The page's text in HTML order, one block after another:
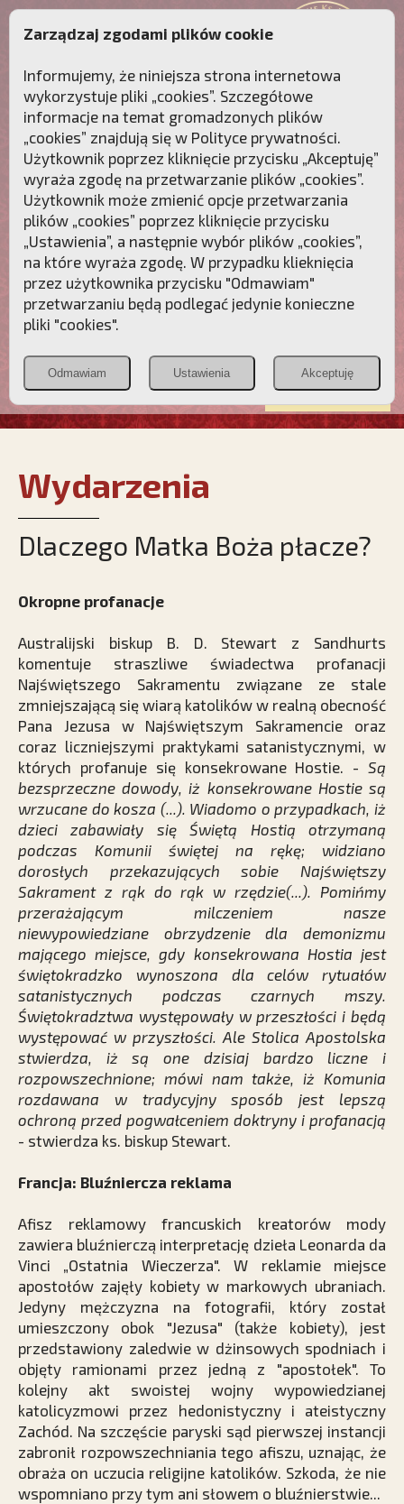
Przebudźmy sumienia Polaków!
Polonia
Christiana
PCh24.pl
Przymierze
POZNAJ APOSTOLAT FATIMY WESPRZYJ
NAS
Wydarzenia
Dlaczego Matka Boża płacze?
Okropne profanacje
Australijski biskup B. D. Stewart z Sandhurts
komentuje straszliwe świadectwa profanacji
Najświętszego Sakramentu związane ze stale
zmniejszającą się wiarą katolików w realną obecność
Pana Jezusa w Najświętszym Sakramencie oraz
coraz liczniejszymi praktykami satanistycznymi, w
których profanuje się konsekrowane Hostie. - Są
bezsprzeczne dowody, iż konsekrowane Hostie są
wrzucane do kosza (...). Wiadomo o przypadkach, iż
dzieci zabawiały się Świętą Hostią otrzymaną
podczas Komunii świętej na rękę; widziano
dorosłych przekazujących sobie Najświętszy
Sakrament z rąk do rąk w rzędzie(...). Pomińmy
przerażającym milczeniem nasze
niewypowiedziane obrzydzenie dla demonizmu
mającego miejsce, gdy konsekrowana Hostia jest
świętokradzko wynoszona dla celów rytuałów
satanistycznych podczas czarnych mszy.
Świętokradztwa występowały w przeszłości i będą
występować w przyszłości. Ale Stolica Apostolska
stwierdza, iż są one dzisiaj bardzo liczne i
rozpowszechnione; mówi nam także, iż Komunia
rozdawana w tradycyjny sposób jest lepszą
ochroną przed pogwałceniem doktryny i profanacją
- stwierdza ks. biskup Stewart.
Francja: Bluźniercza reklama
Afisz reklamowy francuskich kreatorów mody
zawiera bluźnierczą interpretację dzieła Leonarda da
Vinci „Ostatnia Wieczerza". W reklamie miejsce
apostołów zajęły kobiety w markowych ubraniach.
Jedyny mężczyzna na fotografii, który został
umieszczony obok "Jezusa" (także kobiety), jest
przedstawiony zaledwie w dżinsowych spodniach i
objęty ramionami przez jedną z "apostołek". To
kolejny akt swoistej wojny wypowiedzianej
katolicyzmowi przez hedonistyczny i ateistyczny
Zachód. Na szczęście paryski sąd pierwszej instancji
zabronił rozpowszechniania tego afiszu, uznając, że
obraża on uczucia religijne katolików. Szkoda, że nie
wspomniano przy tym ani słowem o bluźnierstwie...
Zarządzaj zgodami plików cookie
Informujemy, że niniejsza strona internetowa
wykorzystuje pliki „cookies”. Szczegółowe
informacje na temat gromadzonych plików
„cookies” znajdują się w Polityce prywatności.
Użytkownik poprzez kliknięcie przycisku „Akceptuję”
wyraża zgodę na przetwarzanie plików „cookies”.
Użytkownik może zmienić opcje przetwarzania
plików „cookies” poprzez kliknięcie przycisku
„Ustawienia”, a następnie wybór plików „cookies”,
na które wyraża zgodę. W przypadku klieknięcia
przez użytkownika przycisku "Odmawiam"
przetwarzaniu będą podlegać jedynie konieczne
pliki "cookies".
Odmawiam Ustawienia Akceptuję